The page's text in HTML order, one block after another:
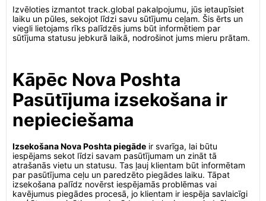
Izvēloties izmantot track.global pakalpojumu, jūs ietaupīsiet
laiku un pūles, sekojot līdzi savu sūtījumu ceļam. Šis ērts un
viegli lietojams rīks palīdzēs jums būt informētiem par
sūtījuma statusu jebkurā laikā, nodrošinot jums mieru prātam.
Kāpēc Nova Poshta
Pasūtījuma izsekošana ir
nepieciešama
Izsekošana Nova Poshta piegāde ir svarīga, lai būtu
iespējams sekot līdzi savam pasūtījumam un zināt tā
atrašanās vietu un statusu. Tas ļauj klientam būt informētam
par pasūtījuma ceļu un paredzēto piegādes laiku. Tāpat
izsekošana palīdz novērst iespējamās problēmas vai
kavējumus piegādes procesā, jo klientam ir iespēja savlaicīgi